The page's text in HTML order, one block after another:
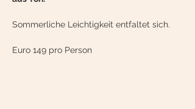
Sommerliche Leichtigkeit entfaltet sich.
Euro 149 pro Person